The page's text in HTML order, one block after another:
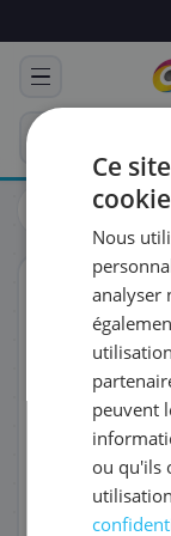
Cartouches
ORIGINAL
♻
Programmez
vous prépare
RÉFÉRENCE
FRÉQUENCE
QUANTITÉ
DATE DE
Ce
Nous
analyser
peuvent
ou qu'ils